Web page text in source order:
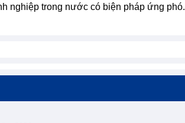
nghiệp trong nước có biện pháp ứng phó.